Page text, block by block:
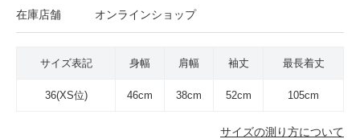
在庫店舗 オンラインショップ
サイズ表記 身幅 肩幅 袖丈 最長着丈
36(XS位) 46cm 38cm 52cm 105cm
サイズの測り方について